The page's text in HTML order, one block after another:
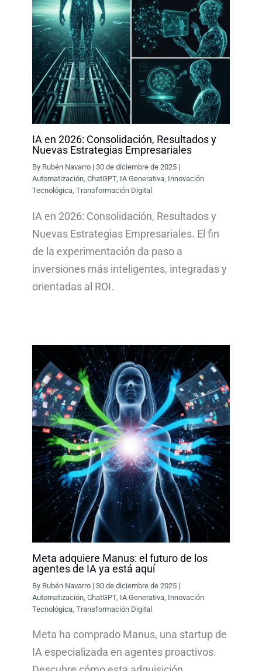
IA en 2026: Consolidación, Resultados y
Nuevas Estrategias Empresariales
By Rubén Navarro |30 de diciembre de 2025 |
Automatización,ChatGPT, IA Generativa, Innovación
Tecnológica,Transformación Digital
IA en 2026: Consolidación, Resultados y
Nuevas Estrategias Empresariales. El fin
de la experimentación da paso a
inversiones más inteligentes, integradas y
orientadas al ROI.
Meta adquiere Manus: el futuro de los
agentes de IA ya está aquí
By Rubén Navarro |30 de diciembre de 2025 |
Automatización,ChatGPT, IA Generativa, Innovación
Tecnológica,Transformación Digital
Meta ha comprado Manus, una startup de
IA especializada en agentes proactivos.